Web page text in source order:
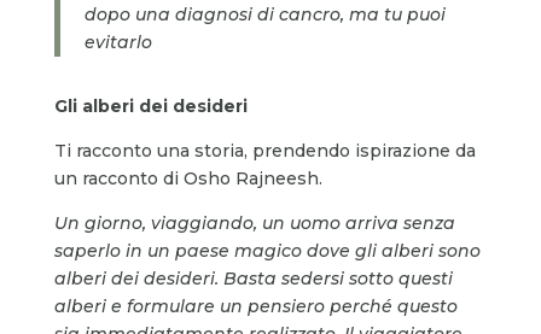
dopo una diagnosi di cancro, ma tu puoi
evitarlo
Gli alberi dei desideri
Ti racconto una storia, prendendo ispirazione da
un racconto di Osho Rajneesh.
Un giorno, viaggiando, un uomo arriva senza
saperlo in un paese magico dove gli alberi sono
alberi dei desideri. Basta sedersi sotto questi
alberi e formulare un pensiero perché questo